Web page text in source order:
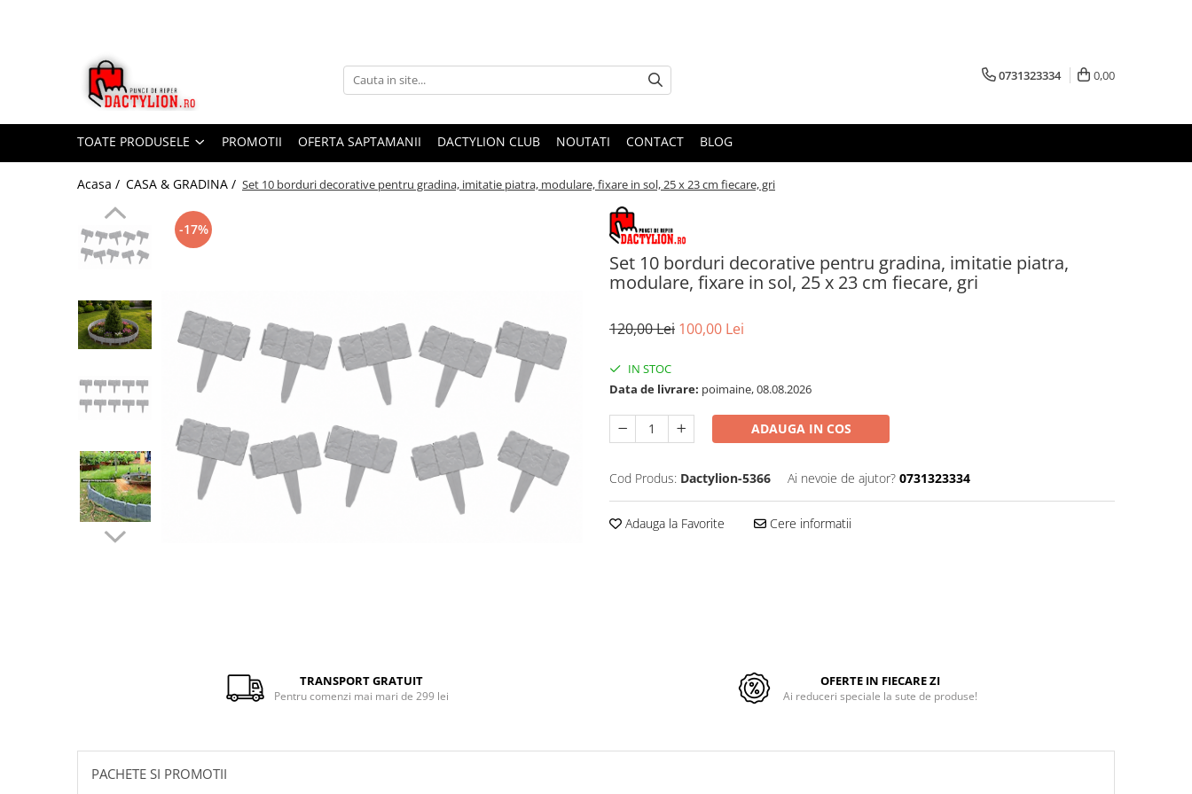
0731323334 0,00
TOATE PRODUSELE PROMOTII OFERTA SAPTAMANII DACTYLION CLUB NOUTATI CONTACT BLOG
Acasa / CASA & GRADINA / Set 10 borduri decorative pentru gradina, imitatie piatra, modulare, fixare in sol, 25 x 23 cm fiecare, gri
Set 10 borduri decorative pentru gradina, imitatie piatra,
modulare, fixare in sol, 25 x 23 cm fiecare, gri
-17%
Facebook
120,00 Lei 100,00 Lei
IN STOC
Data de livrare: poimaine, 08.08.2026
ADAUGA IN COS
Cod Produs: Dactylion-5366 Ai nevoie de ajutor? 0731323334
Adauga la Favorite Cere informatii
TRANSPORT GRATUIT
Pentru comenzi mai mari de 299 lei
OFERTE IN FIECARE ZI
Ai reduceri speciale la sute de produse!
PACHETE SI PROMOTII